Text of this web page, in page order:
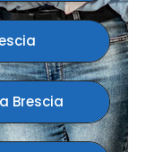
Brescia